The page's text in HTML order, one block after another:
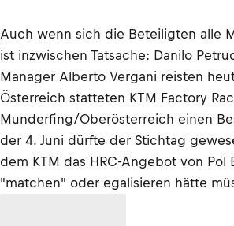
Auch wenn sich die Beteiligten alle
ist inzwischen Tatsache: Danilo
Manager Alberto Vergani reisten
Österreich statteten KTM Factory
Munderfing/Oberösterreich einen
der 4. Juni dürfte der Stichtag
dem KTM das HRC-Angebot von Pol
"matchen" oder egalisieren hätte